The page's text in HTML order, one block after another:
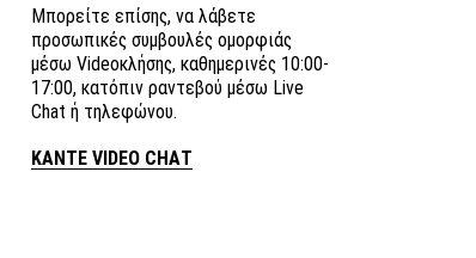
Μπορείτε επίσης, να λάβετε
προσωπικές συμβουλές ομορφιάς
μέσω Videoκλήσης, καθημερινές 10:00-
17:00, κατόπιν ραντεβού μέσω Live
Chat ή τηλεφώνου.
ΚΑΝΤΕ VIDEO CHAT